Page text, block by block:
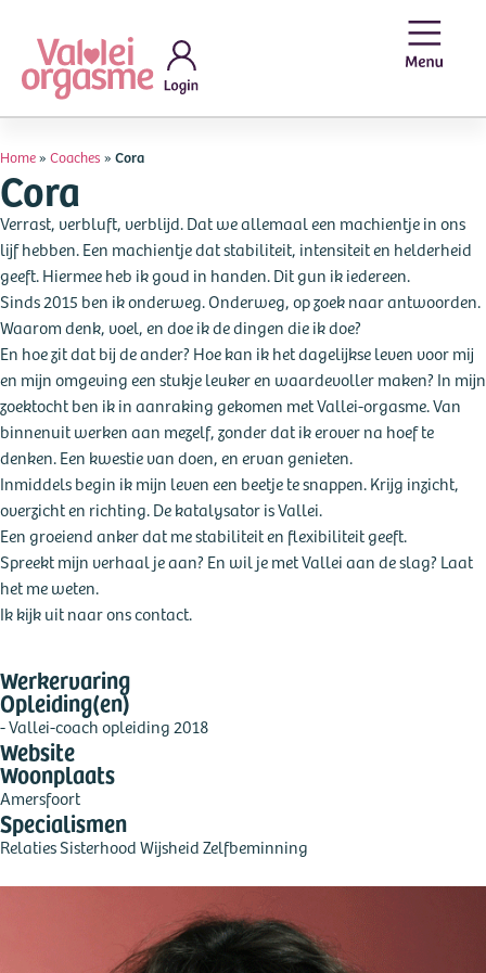
Home» Coaches » Cora
Cora
Verrast, verbluft, verblijd. Dat we allemaal een machientje in ons
lijf hebben. Een machientje dat stabiliteit, intensiteit en helderheid
geeft. Hiermee heb ik goud in handen. Dit gun ik iedereen.
Sinds 2015 ben ik onderweg. Onderweg, op zoek naar antwoorden.
Waarom denk, voel, en doe ik de dingen die ik doe?
En hoe zit dat bij de ander? Hoe kan ik het dagelijkse leven voor mij
en mijn omgeving een stukje leuker en waardevoller maken? In mijn
zoektocht ben ik in aanraking gekomen met Vallei-orgasme. Van
binnenuit werken aan mezelf, zonder dat ik erover na hoef te
denken. Een kwestie van doen, en ervan genieten.
Inmiddels begin ik mijn leven een beetje te snappen. Krijg inzicht,
overzicht en richting. De katalysator is Vallei.
Een groeiend anker dat me stabiliteit en flexibiliteit geeft.
Spreekt mijn verhaal je aan? En wil je met Vallei aan de slag? Laat
het me weten.
Ik kijk uit naar ons contact.
Werkervaring
Opleiding(en)
- Vallei-coach opleiding 2018
Website
Woonplaats
Amersfoort
Specialismen
RelatiesSisterhoodWijsheidZelfbeminning